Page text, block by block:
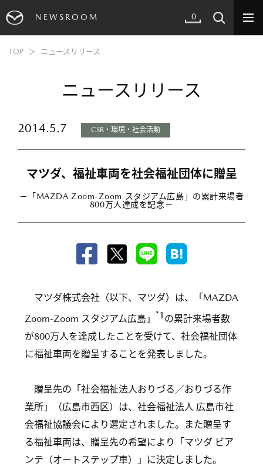
NEWSROOM 0
TOP ニュースリリース
ニュースリリース
2014.5.7 CSR・環境・社会活動
マツダ、福祉車両を社会福祉団体に贈呈
－「MAZDA Zoom-Zoom スタジアム広島」の累計来場者
800万人達成を記念－
マツダ株式会社（以下、マツダ）は、「MAZDA
Zoom-Zoom スタジアム広島」 *1 の累計来場者数
が800万人を達成したことを受けて、社会福祉団体
に福祉車両を贈呈することを発表しました。
贈呈先の「社会福祉法人おりづる／おりづる作
業所」（広島市西区）は、社会福祉法人 広島市社
会福祉協議会により選定されました。また贈呈す
る福祉車両は、贈呈先の希望により「マツダ ビア
ンテ（オートステップ車）」に決定しました。